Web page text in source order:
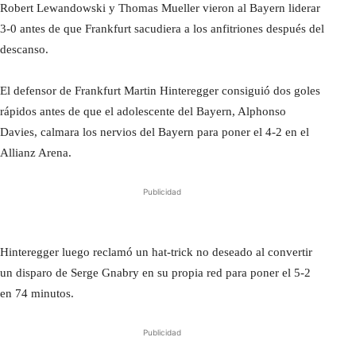
Robert Lewandowski y Thomas Mueller vieron al Bayern liderar
3-0 antes de que Frankfurt sacudiera a los anfitriones después del
descanso.
El defensor de Frankfurt Martin Hinteregger consiguió dos goles
rápidos antes de que el adolescente del Bayern, Alphonso
Davies, calmara los nervios del Bayern para poner el 4-2 en el
Allianz Arena.
Publicidad
Hinteregger luego reclamó un hat-trick no deseado al convertir
un disparo de Serge Gnabry en su propia red para poner el 5-2
en 74 minutos.
Publicidad